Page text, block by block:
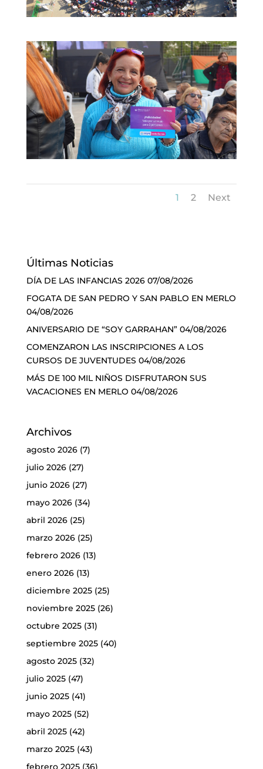
1 2 Next
Últimas Noticias
DÍA DE LAS INFANCIAS 2026 07/08/2026
FOGATA DE SAN PEDRO Y SAN PABLO EN MERLO
04/08/2026
ANIVERSARIO DE “SOY GARRAHAN” 04/08/2026
COMENZARON LAS INSCRIPCIONES A LOS
CURSOS DE JUVENTUDES 04/08/2026
MÁS DE 100 MIL NIÑOS DISFRUTARON SUS
VACACIONES EN MERLO 04/08/2026
Archivos
agosto 2026(7)
julio 2026(27)
junio 2026(27)
mayo 2026(34)
abril 2026(25)
marzo 2026(25)
febrero 2026(13)
enero 2026(13)
diciembre 2025(25)
noviembre 2025(26)
octubre 2025(31)
septiembre 2025(40)
agosto 2025(32)
julio 2025(47)
junio 2025(41)
mayo 2025(52)
abril 2025(42)
marzo 2025(43)
febrero 2025(36)